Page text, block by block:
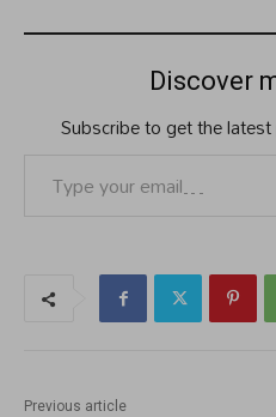
Discover
Subscribe to get the
Previous article